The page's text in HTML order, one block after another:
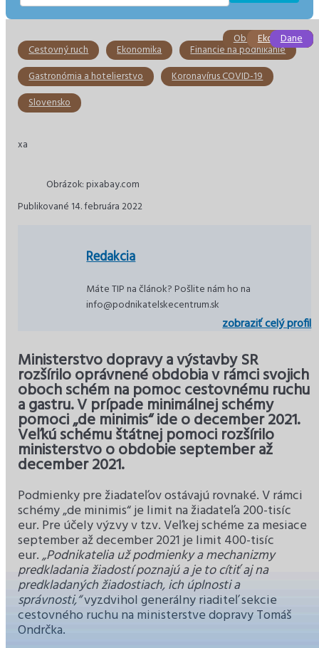
Cestovný ruch Ekonomika
Financie na podnikanie
Gastronómia a hotelierstvo
Koronavírus COVID-19
Slovensko
xa
Obrázok: pixabay.com
Publikované 14. februára 2022
Redakcia
Máte TIP na článok? Pošlite nám ho na
info@podnikatelskecentrum.sk
zobraziť celý profil
Ministerstvo dopravy a výstavby SR
rozšírilo oprávnené obdobia v rámci svojich
oboch schém na pomoc cestovnému ruchu
a gastru. V prípade minimálnej schémy
pomoci „de minimis“ ide o december 2021.
Veľkú schému štátnej pomoci rozšírilo
ministerstvo o obdobie september až
december 2021.
Podmienky pre žiadateľov ostávajú rovnaké. V rámci
schémy „de minimis“ je limit na žiadateľa 200-tisíc
eur. Pre účely výzvy v tzv. Veľkej schéme za mesiace
september až december 2021 je limit 400-tisíc
eur.„Podnikatelia už podmienky a mechanizmy
predkladania žiadostí poznajú a je to cítiť aj na
predkladaných žiadostiach, ich úplnosti a
správnosti,“vyzdvihol generálny riaditeľ sekcie
cestovného ruchu na ministerstve dopravy Tomáš
Ondrčka.
Obchod a služby
Slovensko
Ekonomika
Slovensko
Ekonomika
Dane